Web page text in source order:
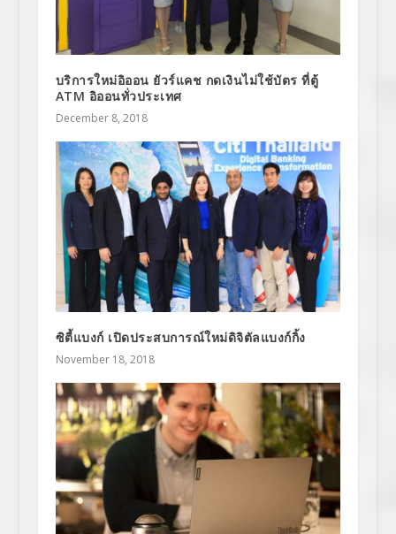
บริการใหม่อิออน ยัวร์แคช กดเงินไม่ใช้บัตร ที่ตู้
ATM อิออนทั่วประเทศ
December 8, 2018
ซิตี้แบงก์ เปิดประสบการณ์ใหม่ดิจิตัลแบงก์กิ้ง
November 18, 2018